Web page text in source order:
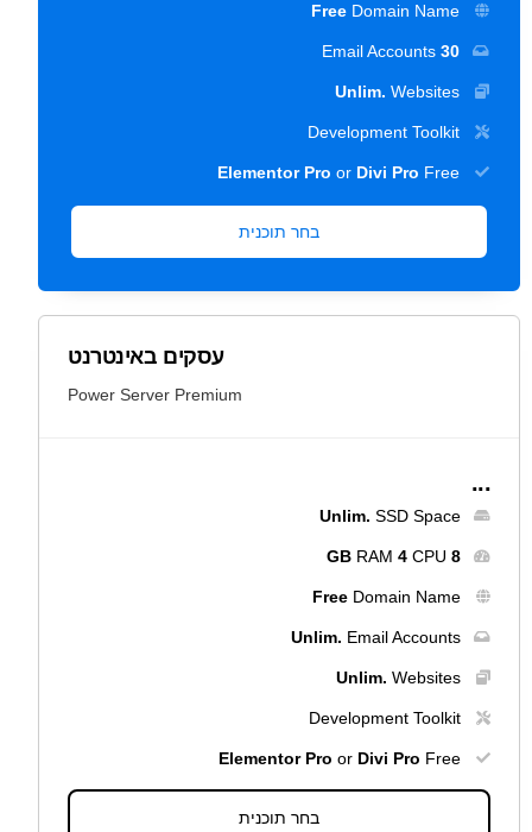
Free Domain Name
30
Unlim. Websites
Development Toolkit
Elementor Pro or Divi Pro Free
בחר תוכנית
עסקים באינטרנט
Power Server Premium
...
Unlim. SSD Space
8 GB
RAM 4 CPU
Free Domain Name
Unlim. Email Accounts
Unlim. Websites
Development Toolkit
Elementor Pro or Divi Pro Free
בחר תוכנית